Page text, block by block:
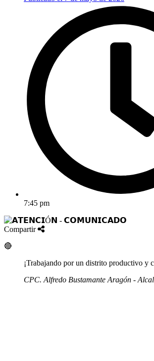
7:45 pm
Compartir
🔴
¡Trabajando por un distrito productivo y
CPC. Alfredo Bustamante Aragón -